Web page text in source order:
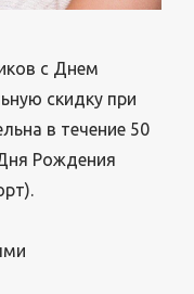
с Днем
скидку при
в течение 50
Рождения